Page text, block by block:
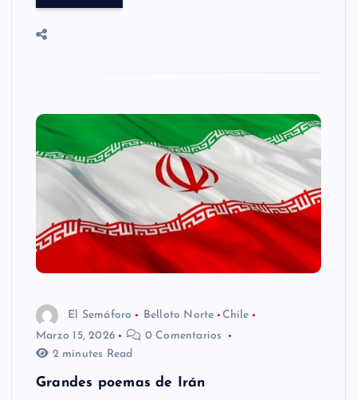
El Semáforo Belloto Norte
Chile
Marzo 15, 2026
0 Comentarios
2 minutes Read
Grandes poemas de Irán